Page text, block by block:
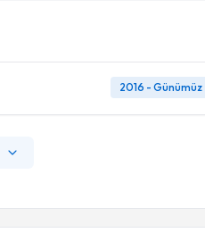
2016 - Günümüz